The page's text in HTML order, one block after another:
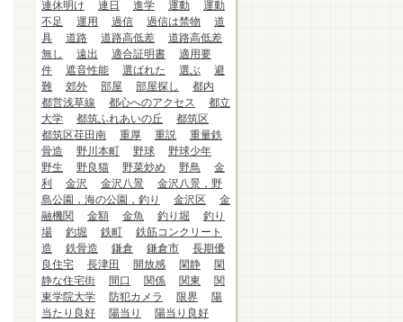
連休明け
連日 進学 運動
運動
不足
運用 過信 過信は禁物
道
具
道路 道路高低差
道路高低差
無し
遠出 適合証明書
適用要
件
遮音性能 選ばれた 選ぶ
避
難
郊外 部屋 部屋探し
都内
都営浅草線
都心へのアクセス
都立
大学
都筑ふれあいの丘
都筑区
都筑区荏田南
重厚 重説
重量鉄
骨造
野川本町 野球
野球少年
野生
野良猫 野菜炒め 野鳥
金
利
金沢 金沢八景
金沢八景，野
島公園，海の公園，釣り
金沢区
金
融機関
金額 金魚 釣り堀
釣り
場
釣堀 鉄町
鉄筋コンクリート
造
鉄骨造 鎌倉 鎌倉市
長期優
良住宅
長津田 開放感 閑静
閑
静な住宅街
間口 関係 関東
関
東学院大学
防犯カメラ 限界
陽
当たり良好
陽当り
陽当り良好